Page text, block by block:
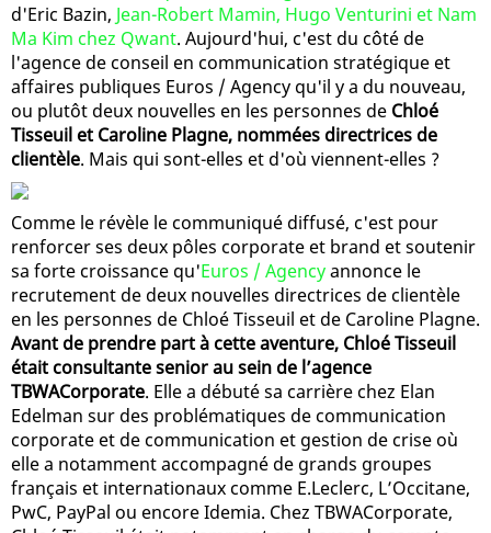
d'Eric Bazin, Jean-Robert Mamin, Hugo Venturini et Nam
Ma Kim chez Qwant. Aujourd'hui, c'est du côté de
l'agence de conseil en communication stratégique et
affaires publiques Euros / Agency qu'il y a du nouveau,
ou plutôt deux nouvelles en les personnes de Chloé
Tisseuil et Caroline Plagne, nommées directrices de
clientèle. Mais qui sont-elles et d'où viennent-elles ?
Comme le révèle le communiqué diffusé, c'est pour
renforcer ses deux pôles corporate et brand et soutenir
sa forte croissance qu'Euros / Agencyannonce le
recrutement de deux nouvelles directrices de clientèle
en les personnes de Chloé Tisseuil et de Caroline Plagne.
Avant de prendre part à cette aventure, Chloé Tisseuil
était consultante senior au sein de l’agence
TBWACorporate. Elle a débuté sa carrière chez Elan
Edelman sur des problématiques de communication
corporate et de communication et gestion de crise où
elle a notamment accompagné de grands groupes
français et internationaux comme E.Leclerc, L’Occitane,
PwC, PayPal ou encore Idemia. Chez TBWACorporate,